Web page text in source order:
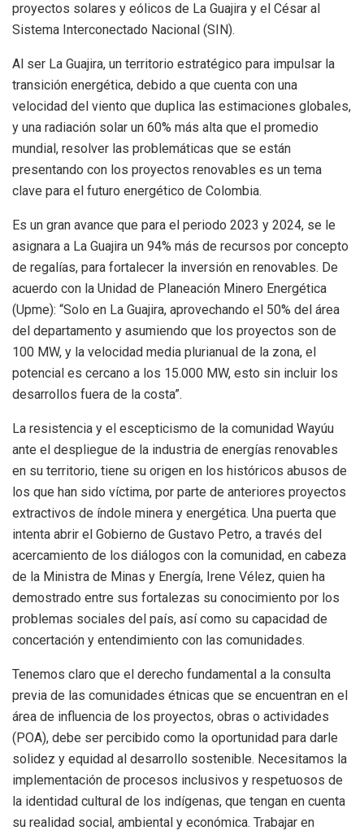
proyectos solares y eólicos de La Guajira y el César al
Sistema Interconectado Nacional (SIN).
Al ser La Guajira, un territorio estratégico para impulsar la
transición energética, debido a que cuenta con una
velocidad del viento que duplica las estimaciones globales,
y una radiación solar un 60% más alta que el promedio
mundial, resolver las problemáticas que se están
presentando con los proyectos renovables es un tema
clave para el futuro energético de Colombia.
Es un gran avance que para el periodo 2023 y 2024, se le
asignara a La Guajira un 94% más de recursos por concepto
de regalías, para fortalecer la inversión en renovables. De
acuerdo con la Unidad de Planeación Minero Energética
(Upme): “Solo en La Guajira, aprovechando el 50% del área
del departamento y asumiendo que los proyectos son de
100 MW, y la velocidad media plurianual de la zona, el
potencial es cercano a los 15.000 MW, esto sin incluir los
desarrollos fuera de la costa”.
La resistencia y el escepticismo de la comunidad Wayúu
ante el despliegue de la industria de energías renovables
en su territorio, tiene su origen en los históricos abusos de
los que han sido víctima, por parte de anteriores proyectos
extractivos de índole minera y energética. Una puerta que
intenta abrir el Gobierno de Gustavo Petro, a través del
acercamiento de los diálogos con la comunidad, en cabeza
de la Ministra de Minas y Energía, Irene Vélez, quien ha
demostrado entre sus fortalezas su conocimiento por los
problemas sociales del país, así como su capacidad de
concertación y entendimiento con las comunidades.
Tenemos claro que el derecho fundamental a la consulta
previa de las comunidades étnicas que se encuentran en el
área de influencia de los proyectos, obras o actividades
(POA), debe ser percibido como la oportunidad para darle
solidez y equidad al desarrollo sostenible. Necesitamos la
implementación de procesos inclusivos y respetuosos de
la identidad cultural de los indígenas, que tengan en cuenta
su realidad social, ambiental y económica. Trabajar en